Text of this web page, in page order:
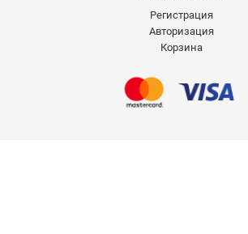
Регистрация
Авторизация
Корзина